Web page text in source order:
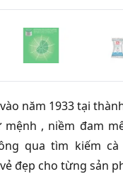
năm 1933 tại
mệnh , niềm đam
qua tìm kiếm
đẹp cho từng sản